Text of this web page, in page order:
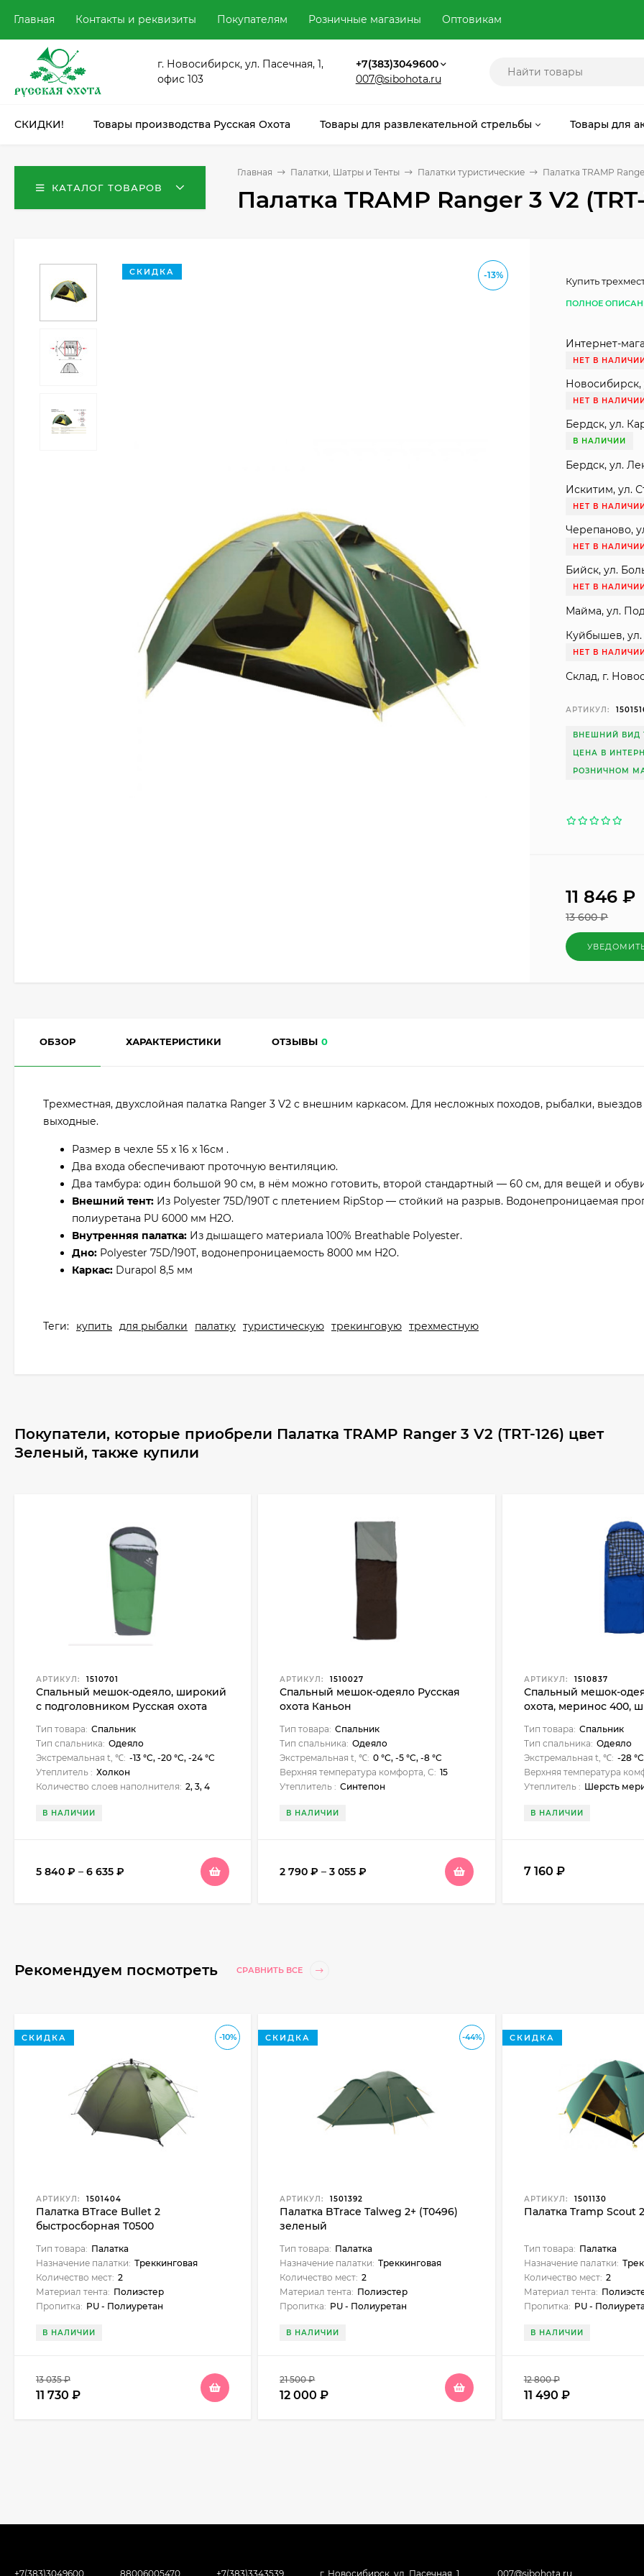
Главная Контакты и реквизиты Покупателям Розничные магазины Оптовикам
г. Новосибирск, ул. Пасечная, 1,
офис 103
+7(383)3049600
007@sibohota.ru
СКИДКИ! Товары производства Русская Охота Товары для развлекательной стрельбы Товары для
КАТАЛОГ ТОВАРОВ
Главная Палатки, Шатры и Тенты Палатки туристические Палатка TRAMP
Палатка TRAMP Ranger 3 V2
-13%
СКИДКА
Купить
ПОЛНОЕ
Интернет-
НЕТ В
Новосибирск,
НЕТ В
Бердск, ул.
В НАЛИЧИИ
Бердск, ул.
Искитим, ул.
НЕТ В
Черепаново,
НЕТ В
Бийск, ул.
НЕТ В
Майма, ул.
Куйбышев, ул.
НЕТ В
Склад, г.
АРТИКУЛ:
ВНЕШНИЙ ВИД
ЦЕНА В
РОЗНИЧНОМ
11 846₽
13 600₽
ОБЗОР ХАРАКТЕРИСТИКИ ОТЗЫВЫ 0
Трехместная, двухслойная палатка Ranger 3 V2 с внешним каркасом. Для несложных походов, рыбалки,
выходные.
Размер в чехле 55 х 16 х 16см .
Два входа обеспечивают проточную вентиляцию.
Два тамбура: один большой 90 см, в нём можно готовить, второй стандартный — 60 см, для вещей и
Внешний тент: Из Polyester 75D/190T с плетением RipStop — стойкий на разрыв. Водонепроницаемая
полиуретана PU 6000 мм H2O.
Внутренняя палатка: Из дышащего материала 100% Breathable Polyester.
Дно: Polyester 75D/190T, водонепроницаемость 8000 мм H2O.
Каркас: Durapol 8,5 мм
Теги: купить для рыбалки палатку туристическую трекинговую трехместную
Покупатели, которые приобрели Палатка TRAMP Ranger 3 V2 (TRT-126) цвет
Зеленый, также купили
АРТИКУЛ: 1510701
Спальный мешок-одеяло, широкий
с подголовником Русская охота
Тип товара: Спальник
Тип спальника: Одеяло
Экстремальная t, ℃: -13 °C, -20 °C, -24 °C
Утеплитель : Холкон
Количество слоев наполнителя: 2, 3, 4
В НАЛИЧИИ
5 840 ₽ – 6 635 ₽
АРТИКУЛ: 1510027
Спальный мешок-одеяло Русская
охота Каньон
Тип товара: Спальник
Тип спальника: Одеяло
Экстремальная t, ℃: 0 °C, -5 °C, -8 °C
Верхняя температура комфорта, С: 15
Утеплитель : Синтепон
В НАЛИЧИИ
2 790₽ –3 055₽
АРТИКУЛ: 1510837
Спальный мешок-
охота, меринос 400,
Тип товара: Спальник
Тип спальника: Одеяло
Экстремальная t, ℃: -28 °C
Верхняя температура
Утеплитель : Шерсть
В НАЛИЧИИ
7 160 ₽
Рекомендуем посмотреть СРАВНИТЬ ВСЕ
-10%
СКИДКА
АРТИКУЛ: 1501404
Палатка BTrace Bullet 2
быстросборная T0500
Тип товара: Палатка
Назначение палатки: Треккинговая
Количество мест: 2
Материал тента: Полиэстер
Пропитка: PU - Полиуретан
В НАЛИЧИИ
13 035₽
11 730 ₽
-44%
СКИДКА
АРТИКУЛ: 1501392
Палатка BTrace Talweg 2+ (Т0496)
зеленый
Тип товара: Палатка
Назначение палатки: Треккинговая
Количество мест: 2
Материал тента: Полиэстер
Пропитка: PU - Полиуретан
В НАЛИЧИИ
21 500₽
12 000₽
СКИДКА
АРТИКУЛ: 1501130
Палатка Tramp Scout
Тип товара: Палатка
Назначение палатки:
Количество мест: 2
Материал тента:
Пропитка: PU -
В НАЛИЧИИ
12 800₽
11 490 ₽
+7(383)3049600 88006005470 +7(383)3343539 г. Новосибирск, ул. Пасечная, 1, 007@sibohota.ru